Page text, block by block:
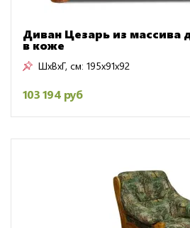
Диван Цезарь из массива
в коже
ШxВxГ, см: 195x91x92
103 194 руб